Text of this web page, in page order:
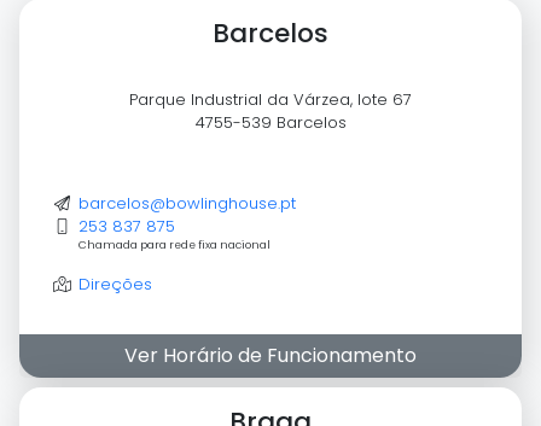
Barcelos
Parque Industrial da Várzea, lote 67
4755-539 Barcelos
barcelos@bowlinghouse.pt
253 837 875
Chamada para rede fixa nacional
Direções
Ver Horário de Funcionamento